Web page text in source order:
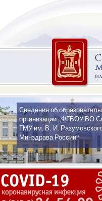
Сведения об
организации „ФГБОУ ВО
ГМУ им. В. И.
Минздрава России“